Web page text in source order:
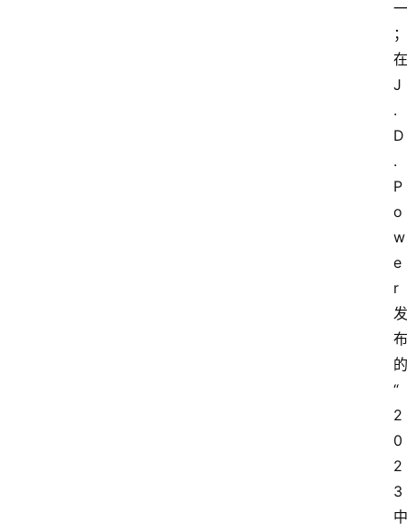
一
；
在
J
.
D
.
P
o
w
e
r
发
布
的
“
2
0
2
3
中